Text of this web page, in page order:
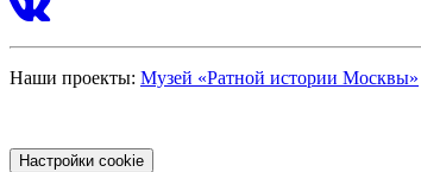
Наши проекты: Музей «Ратной истории Москвы»
Настройки cookie